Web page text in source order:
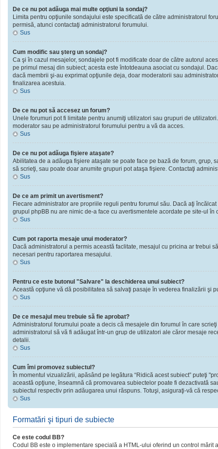
De ce nu pot adăuga mai multe opţiuni la sondaj?
Limita pentru opţiunile sondajului este specificată de către administratorul
permisă, atunci contactaţi administratorul forumului.
Sus
Cum modific sau şterg un sondaj?
Ca şi în cazul mesajelor, sondajele pot fi modificate doar de către autorul
pe primul mesaj din subiect; acesta este întotdeauna asociat cu sondajul.
dacă membrii şi-au exprimat opţiunile deja, doar moderatorii sau
finalizarea acestuia.
Sus
De ce nu pot să accesez un forum?
Unele forumuri pot fi limitate pentru anumiţi utilizatori sau grupuri de
moderator sau pe administratorul forumului pentru a vă da acces.
Sus
De ce nu pot adăuga fişiere ataşate?
Abilitatea de a adăuga fişiere ataşate se poate face pe bază de forum, grup,
să scrieţi, sau poate doar anumite grupuri pot ataşa fişiere. Contactaţi
Sus
De ce am primit un avertisment?
Fiecare administrator are propriile reguli pentru forumul său. Dacă aţi
grupul phpBB nu are nimic de-a face cu avertismentele acordate pe site-ul
Sus
Cum pot raporta mesaje unui moderator?
Dacă administratorul a permis această faclitate, mesajul cu pricina ar trebui
necesari pentru raportarea mesajului.
Sus
Pentru ce este butonul "Salvare" la deschiderea unui subiect?
Această opţiune vă dă posibilitatea să salvaţi pasaje în vederea finalizării şi
Sus
De ce mesajul meu trebuie să fie aprobat?
Administratorul forumului poate a decis că mesajele din forumul în care
administratorul să vă fi adăugat într-un grup de utilizatori ale căror mesaje
detalii.
Sus
Cum îmi promovez subiectul?
În momentul vizualizării, apăsând pe legătura “Ridică acest subiect” puteţi
această opţiune, înseamnă că promovarea subiectelor poate fi dezactivată
subiectul respectiv prin adăugarea unui răspuns. Totuşi, asiguraţi-vă că
Sus
Formatări şi tipuri de subiecte
Ce este codul BB?
Codul BB este o implementare specială a HTML-ului oferind un control